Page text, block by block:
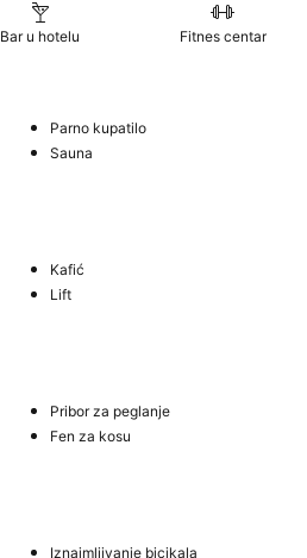
Bar u hotelu Fitnes centar
Parno kupatilo
Sauna
Kafić
Lift
Pribor za peglanje
Fen za kosu
Iznajmljivanje bicikala